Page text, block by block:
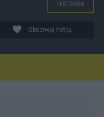
HISTORIA
Obserwuj notkę